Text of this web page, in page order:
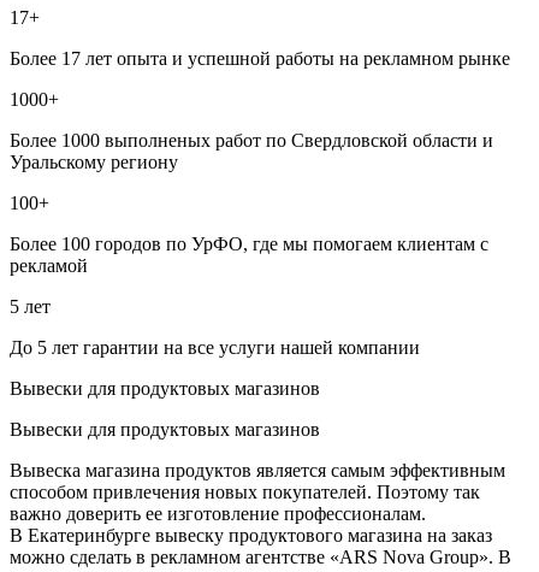
17+
Более 17 лет опыта и успешной работы на рекламном рынке
1000+
Более 1000 выполненых работ по Свердловской области и
Уральскому региону
100+
Более 100 городов по УрФО, где мы помогаем клиентам с
рекламой
5 лет
До 5 лет гарантии на все услуги нашей компании
Вывески для продуктовых магазинов
Вывески для продуктовых магазинов
Вывеска магазина продуктов является самым эффективным
способом привлечения новых покупателей. Поэтому так
важно доверить ее изготовление профессионалам.
В Екатеринбурге вывеску продуктового магазина на заказ
можно сделать в рекламном агентстве «ARS Nova Group». В